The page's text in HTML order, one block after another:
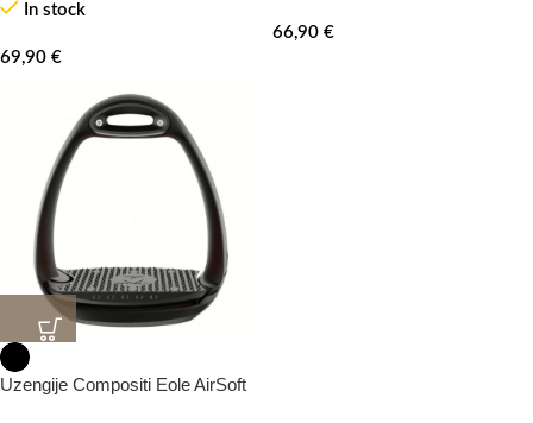
In stock
69,90 €
66,90 €
Uzengije Compositi Eole AirSoft